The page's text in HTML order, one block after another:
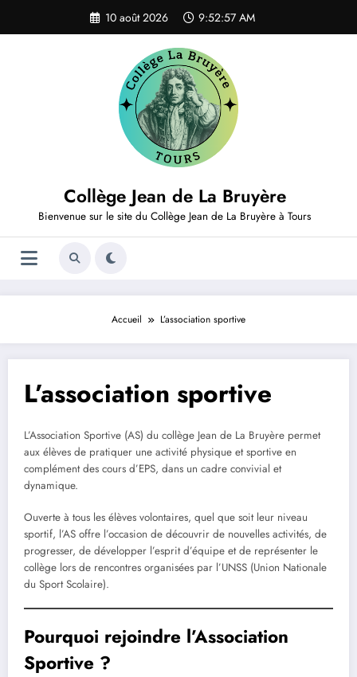
contenu
10 août 2026 9:52:57 AM
Collège Jean de La Bruyère
Bienvenue sur le site du Collège Jean de La Bruyère à Tours
Accueil L’association sportive
L’association sportive
L’Association Sportive (AS) du collège Jean de La Bruyère permet
aux élèves de pratiquer une activité physique et sportive en
complément des cours d’EPS, dans un cadre convivial et
dynamique.
Ouverte à tous les élèves volontaires, quel que soit leur niveau
sportif, l’AS offre l’occasion de découvrir de nouvelles activités, de
progresser, de développer l’esprit d’équipe et de représenter le
collège lors de rencontres organisées par l’UNSS (Union Nationale
du Sport Scolaire).
Pourquoi rejoindre l’Association
Sportive ?